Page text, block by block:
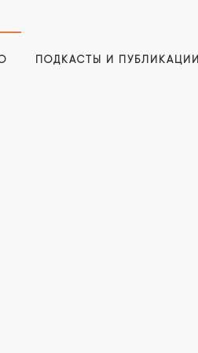
ПОДКАСТЫ И ПУБЛИКАЦИИ